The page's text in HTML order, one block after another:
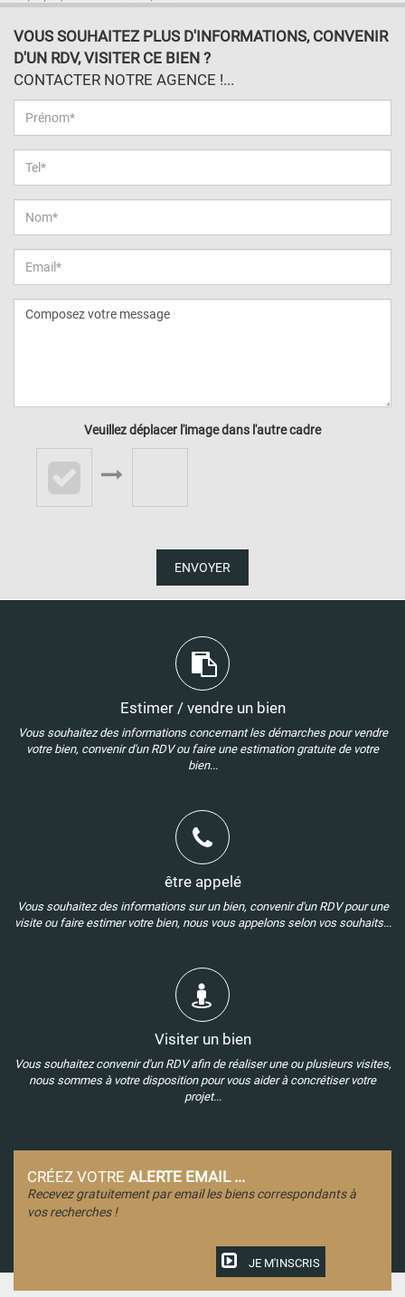
VOUS SOUHAITEZ PLUS D'INFORMATIONS, CONVENIR
D'UN RDV, VISITER CE BIEN ?
CONTACTER NOTRE AGENCE !...
Veuillez déplacer l'image dans l'autre cadre
ENVOYER
Estimer / vendre un bien
Vous souhaitez des informations concernant les démarches pour vendre
votre bien, convenir d'un RDV ou faire une estimation gratuite de votre
bien...
être appelé
Vous souhaitez des informations sur un bien, convenir d'un RDV pour une
visite ou faire estimer votre bien, nous vous appelons selon vos souhaits...
Visiter un bien
Vous souhaitez convenir d'un RDV afin de réaliser une ou plusieurs visites,
nous sommes à votre disposition pour vous aider à concrétiser votre
projet...
CRÉEZ VOTRE ALERTE EMAIL ...
Recevez gratuitement par email les biens correspondants à
vos recherches !
JE M'INSCRIS